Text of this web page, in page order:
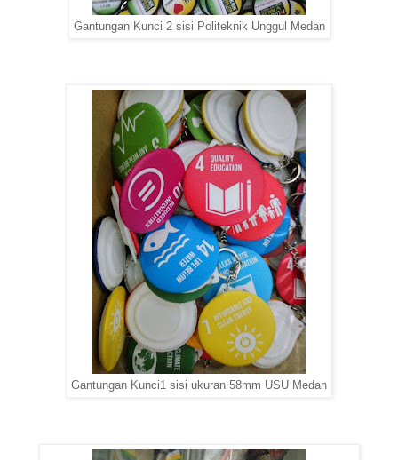
Gantungan Kunci 2 sisi Politeknik Unggul Medan
Gantungan Kunci1 sisi ukuran 58mm USU Medan